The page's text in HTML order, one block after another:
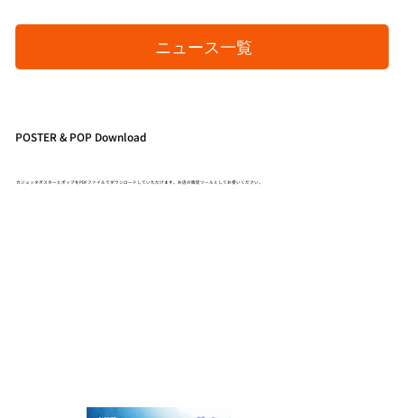
ニュース一覧
POSTER & POP Download
カジュッタポスターとポップをPDFファイルでダウンロードしていただけます。お店の販促ツールとしてお使いください。